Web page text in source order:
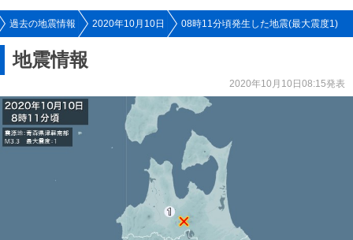
過去の地震情報 2020年10月10日 08時11分頃発生した地震(最大震度1)
地震情報
2020年10月10日08:15発表